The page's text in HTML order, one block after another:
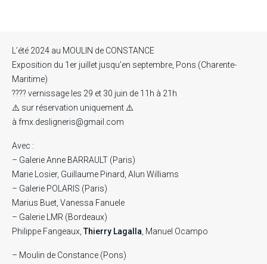
L’été 2024 au MOULIN de CONSTANCE
Exposition du 1er juillet jusqu’en septembre, Pons (Charente-
Maritime)
???? vernissage les 29 et 30 juin de 11h à 21h
⚠️ sur réservation uniquement ⚠️
à fmx.desligneris@gmail.com
Avec :
– Galerie Anne BARRAULT (Paris)
Marie Losier, Guillaume Pinard, Alun Williams
– Galerie POLARIS (Paris)
Marius Buet, Vanessa Fanuele
– Galerie LMR (Bordeaux)
Philippe Fangeaux,Thierry Lagalla , Manuel Ocampo
– Moulin de Constance (Pons)